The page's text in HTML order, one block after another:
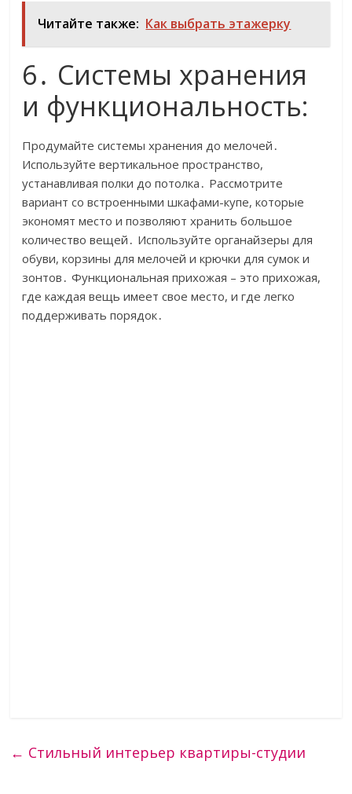
Читайте также: Как выбрать этажерку
6․ Системы хранения
и функциональность:
Продумайте системы хранения до мелочей․
Используйте вертикальное пространство,
устанавливая полки до потолка․ Рассмотрите
вариант со встроенными шкафами-купе, которые
экономят место и позволяют хранить большое
количество вещей․ Используйте органайзеры для
обуви, корзины для мелочей и крючки для сумок и
зонтов․ Функциональная прихожая – это прихожая,
где каждая вещь имеет свое место, и где легко
поддерживать порядок․
← Стильный интерьер квартиры-студии